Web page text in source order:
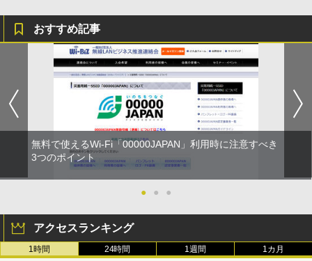
おすすめ記事
無料で使えるWi-Fi「00000JAPAN」利用時に注意すべき
3つのポイント
● ● ●
アクセスランキング
1時間 24時間 1週間 1カ月